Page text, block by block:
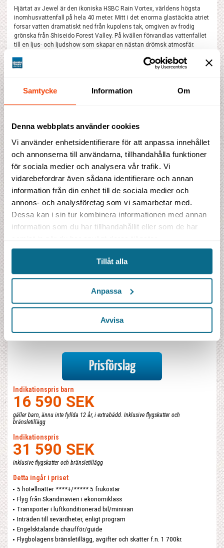
Samtycke Information Om
Denna webbplats använder cookies
Vi använder enhetsidentifierare för att anpassa innehållet
och annonserna till användarna, tillhandahålla funktioner
för sociala medier och analysera vår trafik. Vi
vidarebefordrar även sådana identifierare och annan
information från din enhet till de sociala medier och
annons- och analysföretag som vi samarbetar med.
Dessa kan i sin tur kombinera informationen med annan
information som du har tillhandahållit eller som de har
Tillåt alla
Anpassa
Avvisa
Hjärtat av Jewel är den ikoniska HSBC Rain Vortex, världens högsta
inomhusvattenfall på hela 40 meter. Mitt i det enorma glastäckta atriet
forsar vatten dramatiskt ned från kupolens tak, omgiven av frodig
grönska från Shiseido Forest Valley. På kvällen förvandlas vattenfallet
till en ljus- och ljudshow som skapar en nästan drömsk atmosfär.
The Jewel är också fylld av naturupplevelser, och en av höjdpunkterna
är Canopy Park, en 14 000 kvadratmeter stor nöjeszon på översta
gångar i Foggy Bowls. Mirror Maze och Hedge Maze erbjuder
interaktiva labyrinter, medan Canopy Bridge svävar 23 meter över
För shoppingälskare finns här över 280 butiker, från internationella
från gatustånd med autentiska asiatiska rätter till Michelinklassade
restauranger. Besökare kan njuta av en klassisk Singapore Sling på
Tiger Street Lab, prova berömda rätter på Shake Shack eller uppleva
japanska smaker på Tsuta, världens första Michelinstjärniga
ramenrestaurang.
Dag 8. Hemkomst.
Boende
Fakta
Kombinationer
Prisblad
Prisförslag
Indikationspris barn
16 590 SEK
gäller barn, ännu inte fyllda 12 år, i extrabädd. Inklusive flygskatter och
bränsletillägg
Indikationspris
31 590 SEK
inklusive flygskatter och bränsletillägg
Detta ingår i priset
5 hotellnätter ****+/***** 5 frukostar
Flyg från Skandinavien i ekonomiklass
Transporter i luftkonditionerad bil/minivan
Inträden till sevärdheter, enligt program
Engelsktalande chaufför/guide
Flygbolagens bränsletillägg, avgifter och skatter f.n. 1 700kr.